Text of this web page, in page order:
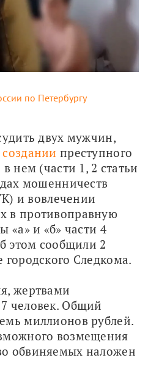
по Петербургу
двух мужчин,
преступного
нем (части 1, 2 статьи
мошенничеств
и вовлечении
в противоправную
«а» и «б» части 4
этом сообщили 2
Следкома.
жертвами
человек. Общий
миллионов рублей.
возмещения
обвиняемых наложен